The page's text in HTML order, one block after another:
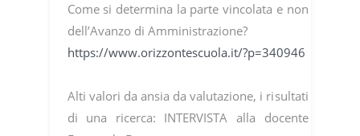
Come si determina la parte vincolata e non
dell’Avanzo di Amministrazione?
https://www.orizzontescuola.it/?p=340946
Alti valori da ansia da valutazione, i risultati
di una ricerca: INTERVISTA alla docente